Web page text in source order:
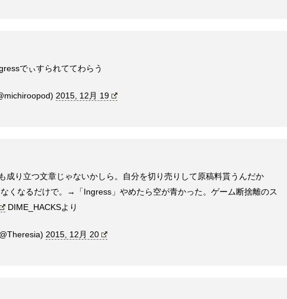
でぃすられててわらう
2015, 12月 19
成り立つ文章じゃないかしら。自分を切り売りして原稿料貰うんだか
くなるだけで。→「Ingress」やめたら空が青かった。ゲーム断捨離のス
DIME_HACKSより
2015, 12月 20